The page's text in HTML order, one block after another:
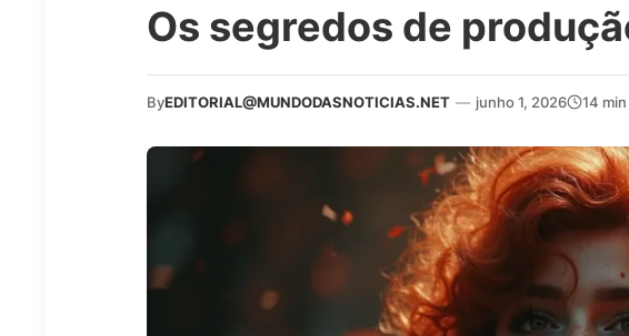
Os segredos de
ByEDITORIAL@MUNDODASNOTICIAS.NET — junho 1, 2026 14 min